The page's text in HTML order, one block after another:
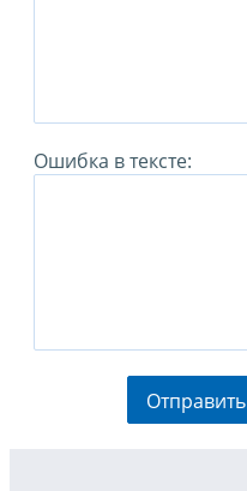
Ошибка в тексте:
Отправить